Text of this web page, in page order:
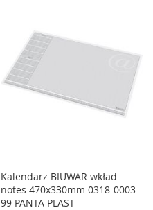
ŻYCZEŃ
Kalendarz BIUWAR wkład
notes 470x330mm 0318-0003-
99 PANTA PLAST